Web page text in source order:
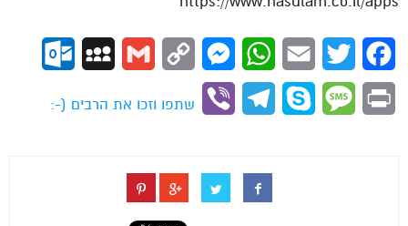
Facebook
Twitter
Email
WhatsApp
Messenger
Copy
Gmail
MySpace
Print
Message
Skype
Telegram
Viber
שתפו וזכו את הרבים (-: